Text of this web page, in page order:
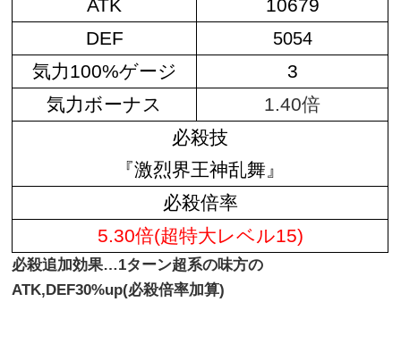
ATK
10679
DEF
5054
気力100%ゲージ
3
気力ボーナス
1.40倍
必殺技
『激烈界王神乱舞』
必殺倍率
5.30倍(超特大レベル15)
必殺追加効果…1ターン超系の味方の
ATK,DEF30%up(必殺倍率加算)